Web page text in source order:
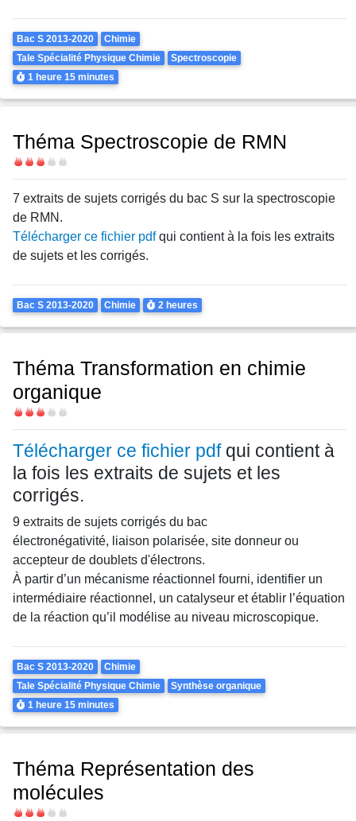
Theme
Bac S 2013-2020
Chimie
Tale Spécialité Physique Chimie
Spectroscopie
Durée
1 heure 15 minutes
Théma Spectroscopie de RMN
Difficulté
7 extraits de sujets corrigés du bac S sur la spectroscopie
de RMN.
Télécharger ce fichier pdfqui contient à la fois les extraits
de sujets et les corrigés.
Theme
Bac S 2013-2020 Chimie Durée
2 heures
Théma Transformation en chimie
organique
Difficulté
Télécharger ce fichier pdf qui contient à
la fois les extraits de sujets et les
corrigés.
9 extraits de sujets corrigés du bac
électronégativité, liaison polarisée, site donneur ou
accepteur de doublets d'électrons.
À partir d’un mécanisme réactionnel fourni, identifier un
intermédiaire réactionnel, un catalyseur et établir l’équation
de la réaction qu’il modélise au niveau microscopique.
Theme
Bac S 2013-2020
Chimie
Tale Spécialité Physique Chimie
Synthèse organique
Durée
1 heure 15 minutes
Théma Représentation des
molécules
Difficulté